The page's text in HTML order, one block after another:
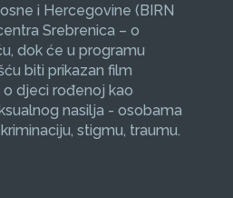
i Hercegovine (BIRN
Srebrenica – o
dok će u programu
biti prikazan film
o djeci rođenoj kao
nasilja - osobama
stigmu, traumu.